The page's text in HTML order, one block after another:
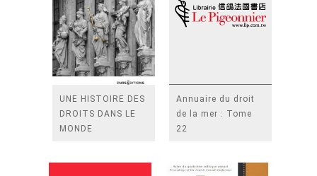
UNE HISTOIRE DES
DROITS DANS LE
MONDE
Annuaire du droit
de la mer : Tome
22